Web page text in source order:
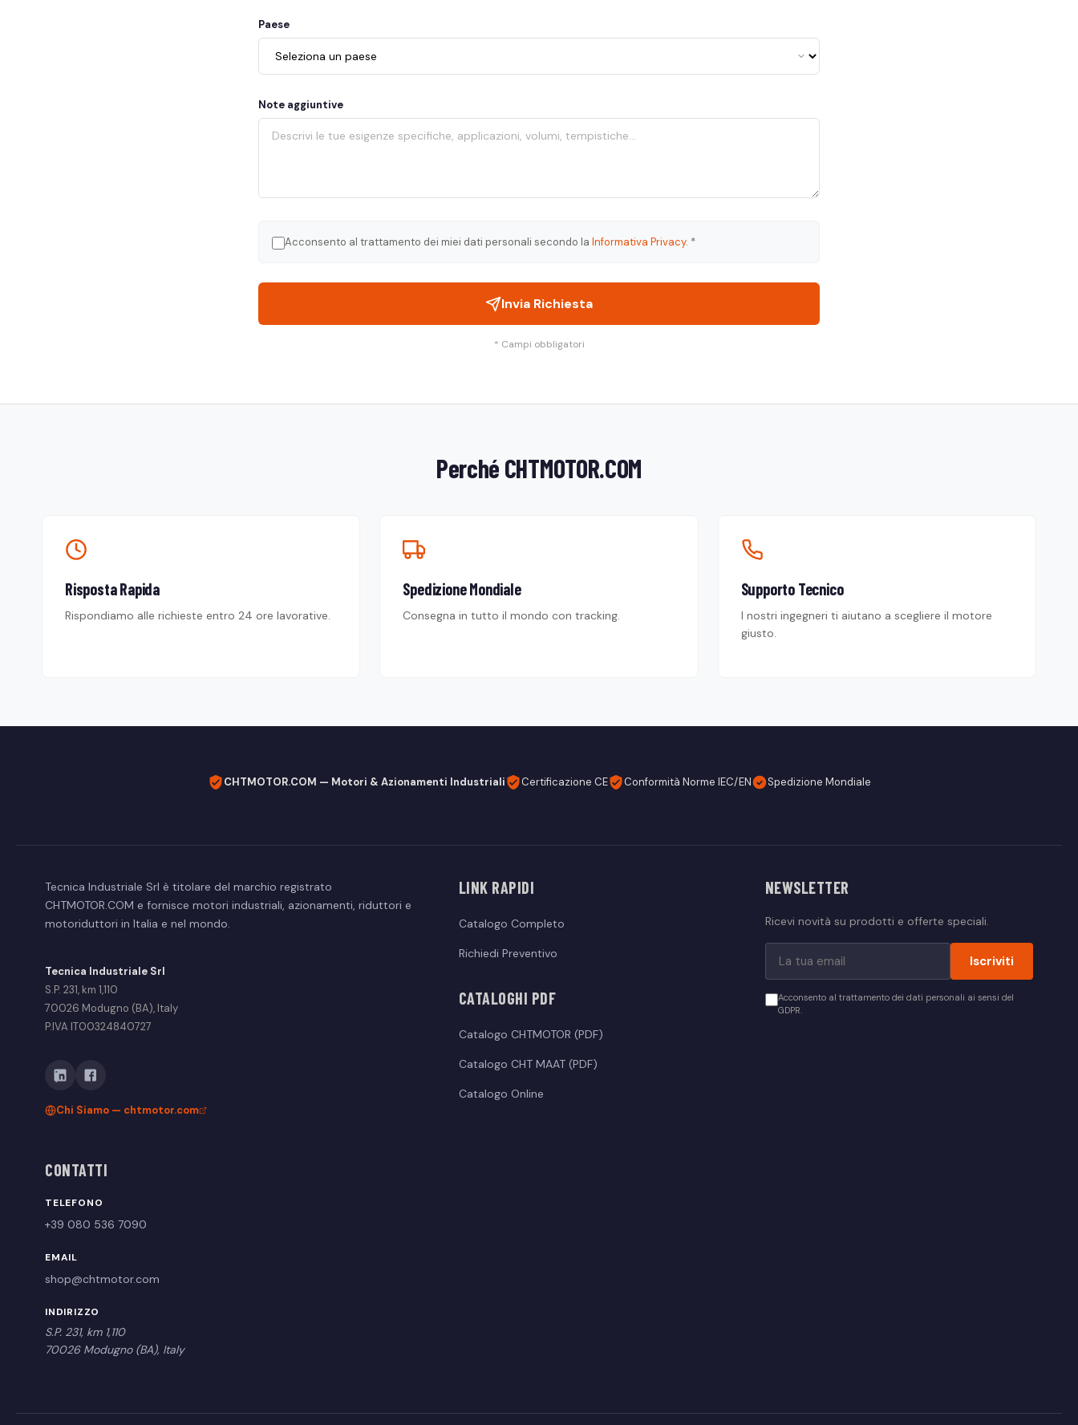
Paese
Note aggiuntive
Acconsento al trattamento dei miei dati personali secondo la Informativa Privacy. *
Invia Richiesta
* Campi obbligatori
Perché CHTMOTOR.COM
Risposta Rapida
Rispondiamo alle richieste entro 24 ore lavorative.
Spedizione Mondiale
Consegna in tutto il mondo con tracking.
Supporto Tecnico
I nostri ingegneri ti aiutano a scegliere il motore
giusto.
CHTMOTOR.COM — Motori & Azionamenti Industriali Certificazione CE Conformità Norme IEC/EN Spedizione Mondiale
Tecnica Industriale Srl è titolare del marchio registrato
CHTMOTOR.COM e fornisce motori industriali, azionamenti, riduttori e
motoriduttori in Italia e nel mondo.
Tecnica Industriale Srl
S.P. 231, km 1,110
70026 Modugno (BA), Italy
P.IVA IT00324840727
Chi Siamo — chtmotor.com
LINK RAPIDI
Catalogo Completo
Richiedi Preventivo
CATALOGHI PDF
Catalogo CHTMOTOR (PDF)
Catalogo CHT MAAT (PDF)
Catalogo Online
NEWSLETTER
Ricevi novità su prodotti e offerte speciali.
Iscriviti
Acconsento al trattamento dei dati personali ai sensi del
GDPR.
CONTATTI
TELEFONO
+39 080 536 7090
EMAIL
shop@chtmotor.com
INDIRIZZO
S.P. 231, km 1,110
70026 Modugno (BA), Italy